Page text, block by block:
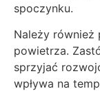
spoczynku.
Należy również
powietrza.
sprzyjać
wpływa na